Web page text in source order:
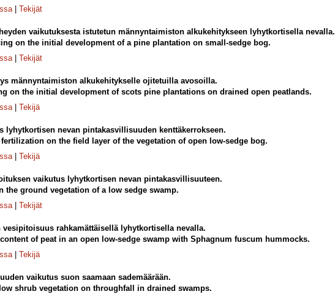
| Tekijät
vaikutuksesta istutetun männyntaimiston alkukehitykseen lyhytkortisella nevalla.
on the initial development of a pine plantation on small-sedge bog.
| Tekijät
männyntaimiston alkukehitykselle ojitetuilla avosoilla.
on the initial development of scots pine plantations on drained open peatlands.
| Tekijä
lyhytkortisen nevan pintakasvillisuuden kenttäkerrokseen.
on the field layer of the vegetation of open low-sedge bog.
| Tekijä
vaikutus lyhytkortisen nevan pintakasvillisuuteen.
the ground vegetation of a low sedge swamp.
| Tekijät
vesipitoisuus rahkamättäisellä lyhytkortisella nevalla.
of peat in an open low-sedge swamp with Sphagnum fuscum hummocks.
| Tekijä
vaikutus suon saamaan sademäärään.
shrub vegetation on throughfall in drained swamps.